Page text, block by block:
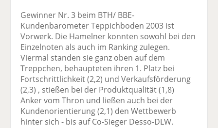
Gewinner Nr. 3 beim BTH/ BBE-
Kundenbarometer Teppichboden 2003 ist
Vorwerk. Die Hamelner konnten sowohl bei den
Einzelnoten als auch im Ranking zulegen.
Viermal standen sie ganz oben auf dem
Treppchen, behaupteten ihren 1. Platz bei
Fortschrittlichkeit (2,2) und Verkaufsförderung
(2,3) , stießen bei der Produktqualität (1,8)
Anker vom Thron und ließen auch bei der
Kundenorientierung (2,1) den Wettbewerb
hinter sich - bis auf Co-Sieger Desso-DLW.